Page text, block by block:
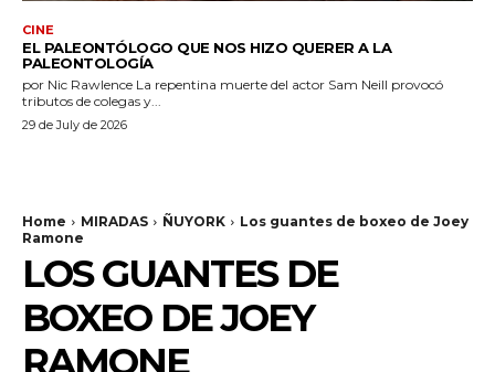
CINE
EL PALEONTÓLOGO QUE NOS HIZO QUERER A LA
PALEONTOLOGÍA
por Nic Rawlence La repentina muerte del actor Sam Neill provocó
tributos de colegas y...
29 de July de 2026